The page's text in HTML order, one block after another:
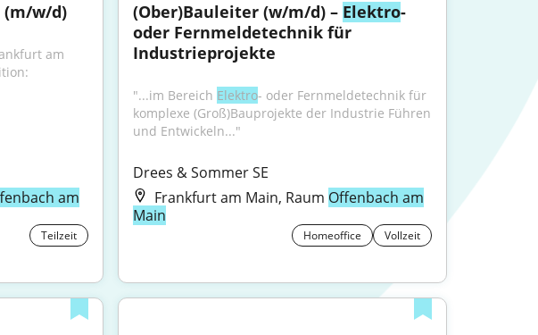
(m/w/d)
am
am
Teilzeit
(Ober)Bauleiter (w/m/d) – Elektro-
oder Fernmeldetechnik für
Industrieprojekte
"...im Bereich Elektro- oder Fernmeldetechnik für
komplexe (Groß)Bauprojekte der Industrie Führen
und Entwickeln..."
Drees & Sommer SE
Frankfurt am Main, Raum Offenbach am
Main
Homeoffice Vollzeit